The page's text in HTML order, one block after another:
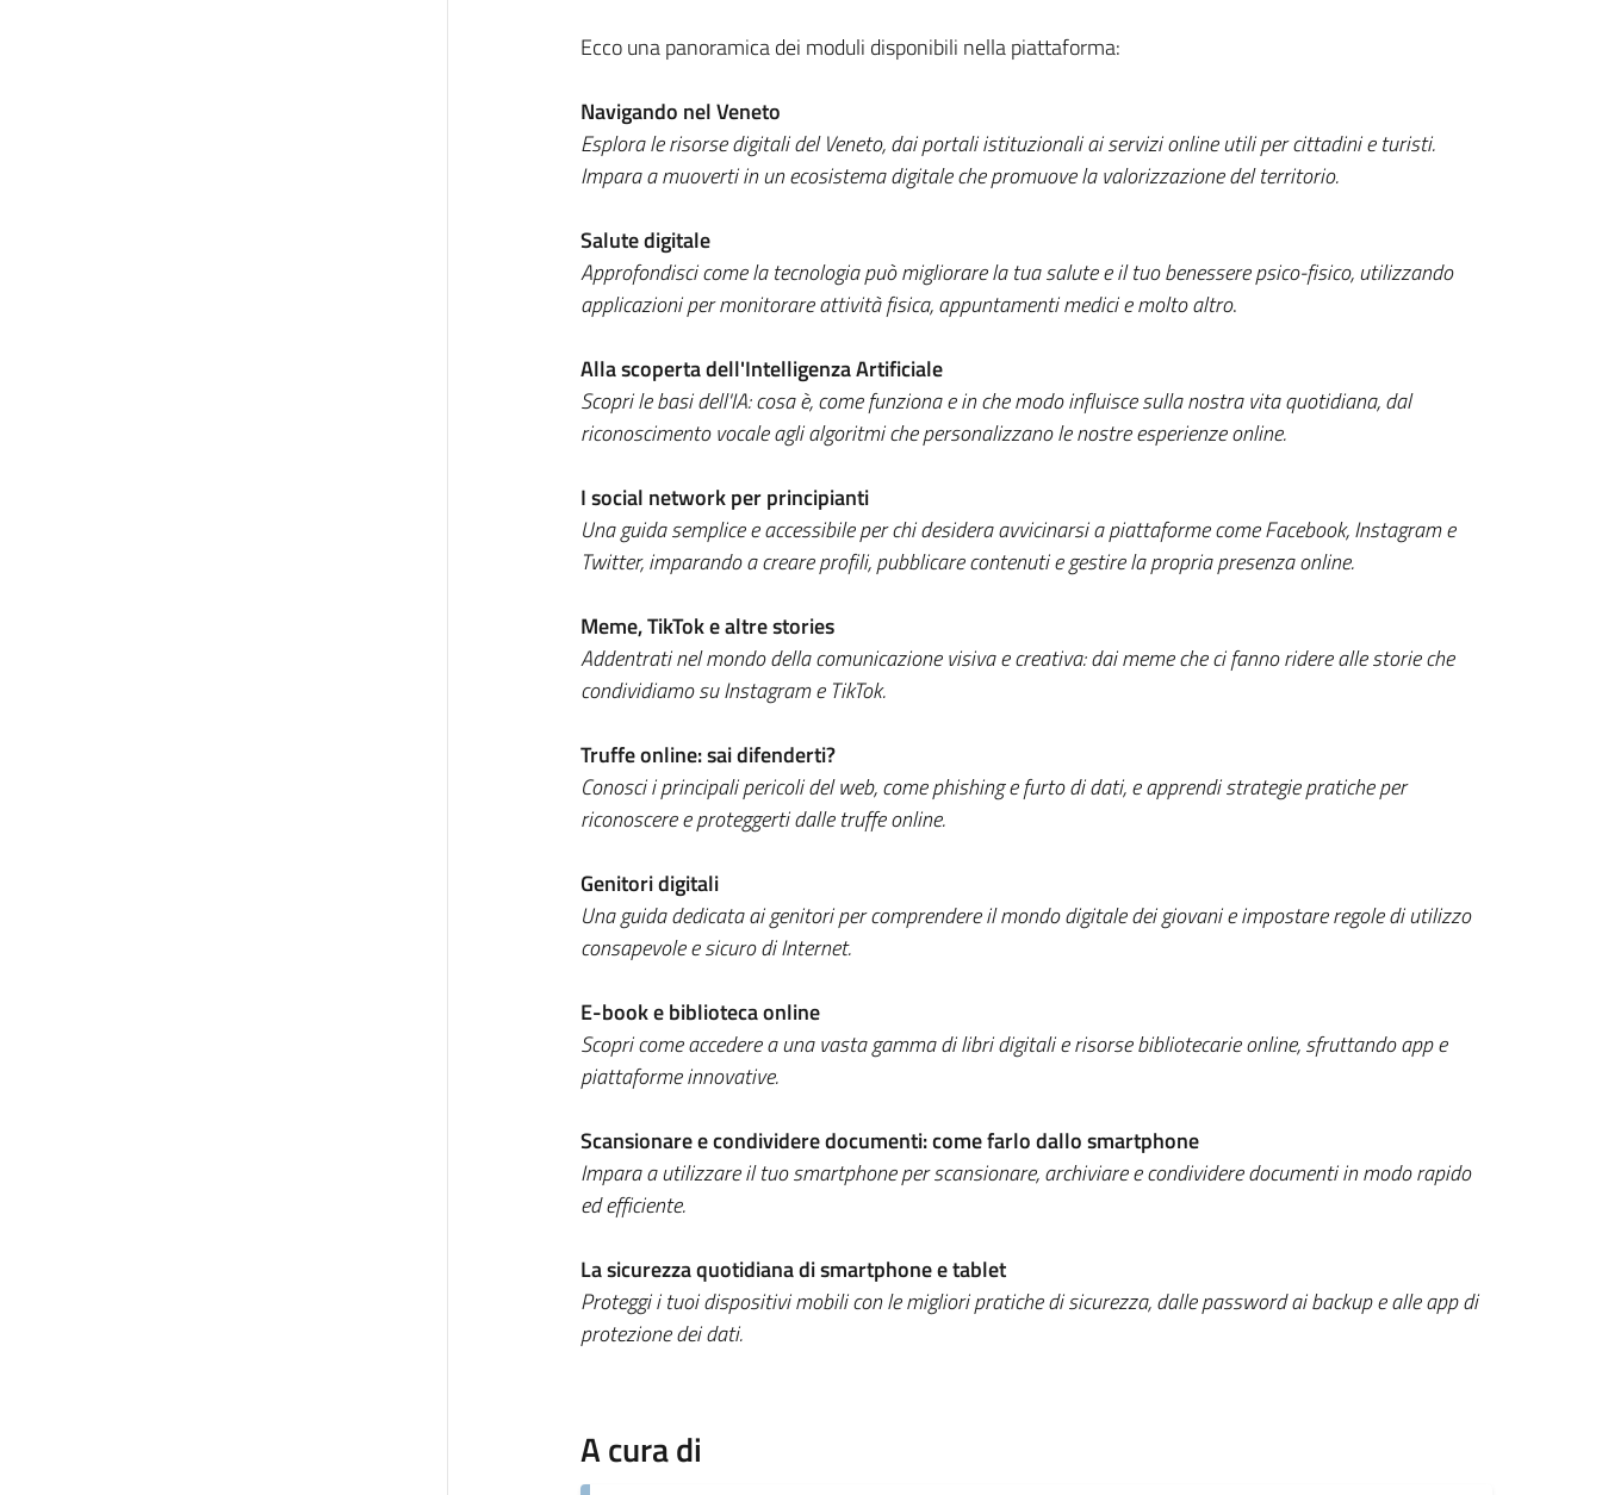
Ecco una panoramica dei moduli disponibili nella piattaforma:
Navigando nel Veneto
Esplora le risorse digitali del Veneto, dai portali istituzionali ai servizi online utili per cittadini e turisti.
Impara a muoverti in un ecosistema digitale che promuove la valorizzazione del territorio.
Salute digitale
Approfondisci come la tecnologia può migliorare la tua salute e il tuo benessere psico-fisico, utilizzando
applicazioni per monitorare attività fisica, appuntamenti medici e molto altro.
Alla scoperta dell'Intelligenza Artificiale
Scopri le basi dell'IA: cosa è, come funziona e in che modo influisce sulla nostra vita quotidiana, dal
riconoscimento vocale agli algoritmi che personalizzano le nostre esperienze online.
I social network per principianti
Una guida semplice e accessibile per chi desidera avvicinarsi a piattaforme come Facebook, Instagram e
Twitter, imparando a creare profili, pubblicare contenuti e gestire la propria presenza online.
Meme, TikTok e altre stories
Addentrati nel mondo della comunicazione visiva e creativa: dai meme che ci fanno ridere alle storie che
condividiamo su Instagram e TikTok.
Truffe online: sai difenderti?
Conosci i principali pericoli del web, come phishing e furto di dati, e apprendi strategie pratiche per
riconoscere e proteggerti dalle truffe online.
Genitori digitali
Una guida dedicata ai genitori per comprendere il mondo digitale dei giovani e impostare regole di utilizzo
consapevole e sicuro di Internet.
E-book e biblioteca online
Scopri come accedere a una vasta gamma di libri digitali e risorse bibliotecarie online, sfruttando app e
piattaforme innovative.
Scansionare e condividere documenti: come farlo dallo smartphone
Impara a utilizzare il tuo smartphone per scansionare, archiviare e condividere documenti in modo rapido
ed efficiente.
La sicurezza quotidiana di smartphone e tablet
Proteggi i tuoi dispositivi mobili con le migliori pratiche di sicurezza, dalle password ai backup e alle app di
protezione dei dati.
A cura di